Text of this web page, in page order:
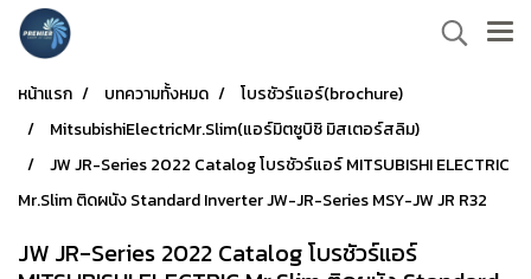
หน้าแรก บทความทั้งหมด
โบรชัวร์แอร์(brochure)
MitsubishiElectricMr.Slim(แอร์มิตซูบิชิ มิสเตอร์สลิม)
JW JR-Series 2022 Catalog โบรชัวร์แอร์ MITSUBISHI ELECTRIC
Mr.Slim ติดผนัง Standard Inverter JW-JR-Series MSY-JW JR R32
JW JR-Series 2022 Catalog โบรชัวร์แอร์